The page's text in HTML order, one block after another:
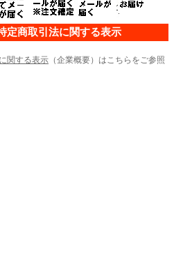
定商取引法に関する表示
関する表示 （企業概要）はこちらをご参照